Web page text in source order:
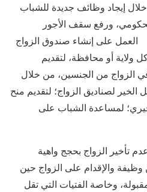
إيجاد وظائف جديدة للشباب
ورفع سقف الأجور
على إنشاء صندوق الزواج
أو محافظة، لتقديم
من الجنسين، من خلال
لصناديق الزواج؛ لتقديم منح
لمساعدة الشباب على
تأخير الزواج بحجج واهية
والإقدام على الزواج حين
وخاصة الفتيات التي تقل